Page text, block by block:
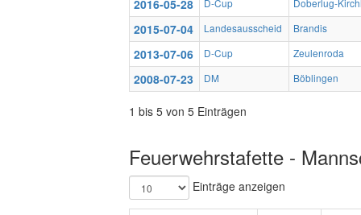
2016-05-28 D-Cup Doberlug-
2015-07-04 Landesausscheid Brandis
2013-07-06 D-Cup Zeulenroda
2008-07-23 DM Böblingen
1 bis 5 von 5 Einträgen
Feuerwehrstafette -
Einträge anzeigen